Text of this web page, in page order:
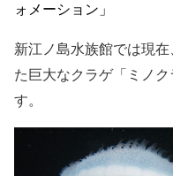
ォメーション」
新江ノ島水族館では現
た巨大なクラゲ「ミノ
す。